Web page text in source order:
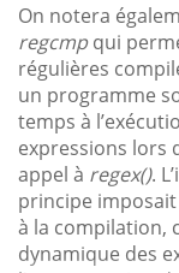
On notera
regcmpqui
régulières
un programme
temps à
expressions lors
appel à regex().
principe
à la compilation,
dynamique des